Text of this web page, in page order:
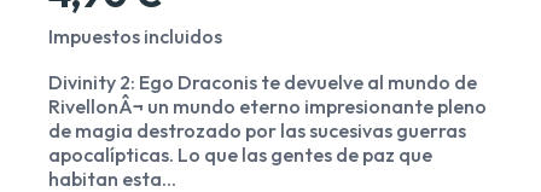
Impuestos incluidos
Divinity 2: Ego Draconis te devuelve al mundo de
RivellonÂ¬ un mundo eterno impresionante pleno
de magia destrozado por las sucesivas guerras
apocalípticas. Lo que las gentes de paz que
habitan esta...